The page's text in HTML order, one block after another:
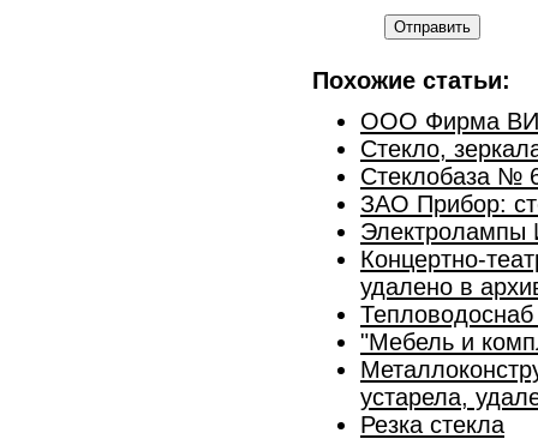
Отправить
Похожие статьи:
ООО Фирма
Стекло,
Стеклобаза №
ЗАО Прибор:
Электролампы
Концертно-
удалено в
"Мебель и
устарела,
Резка стекла